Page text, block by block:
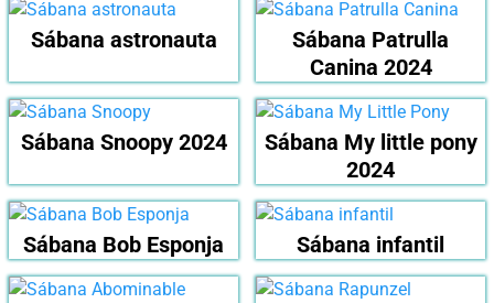
Sábana astronauta
Sábana Patrulla
Canina 2024
Sábana Snoopy 2024
Sábana My little pony
2024
Sábana Bob Esponja Sábana infantil